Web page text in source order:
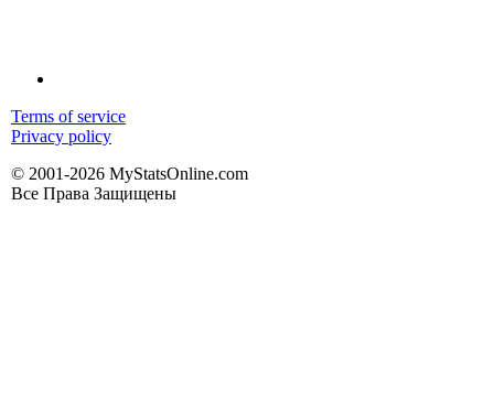
Terms of service
Privacy policy
© 2001-2026 MyStatsOnline.com
Все Права Защищены